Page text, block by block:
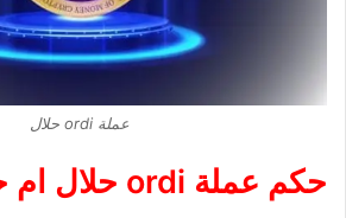
عملة ordi حلال
حكم عملة ordi حلال ام حرام